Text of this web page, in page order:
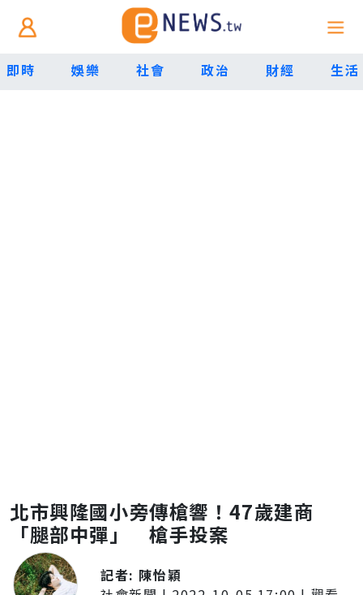
即時 娛樂 社會 政治 財經 生活
北市興隆國小旁傳槍響！47歲建商
「腿部中彈」 槍手投案
記者: 陳怡穎